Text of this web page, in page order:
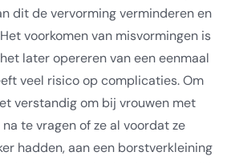
dit de vervorming verminderen en
voorkomen van misvormingen is
later opereren van een eenmaal
veel risico op complicaties. Om
verstandig om bij vrouwen met
te vragen of ze al voordat ze
hadden, aan een borstverkleining